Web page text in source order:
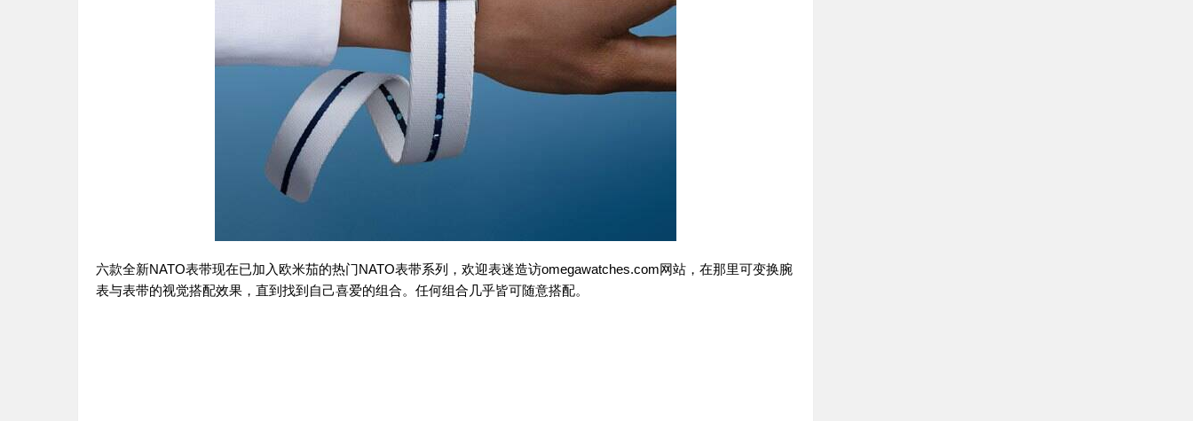
六款全新NATO表带现在已加入欧米茄的热门NATO表带系列，欢迎表迷造访omegawatches.com网站，在那里可变换腕
表与表带的视觉搭配效果，直到找到自己喜爱的组合。任何组合几乎皆可随意搭配。